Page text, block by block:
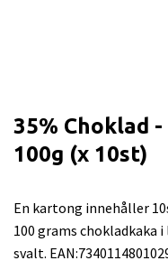
35% Choklad
100g (x 10st)
En kartong innehåller
100 grams chokladkaka
svalt.